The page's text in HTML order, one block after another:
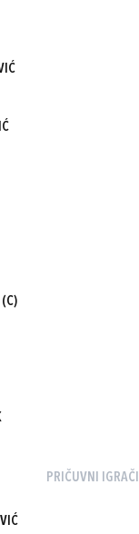
PRIČUVNI IGRAČI